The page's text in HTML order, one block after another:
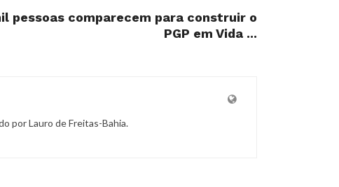
pessoas comparecem para construir o
PGP em Vida ...
por Lauro de Freitas-Bahia.